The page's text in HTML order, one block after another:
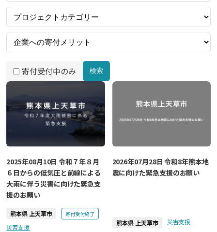
寄付受付中のみ 検索
2025年08月10日 令和７年８月
６日からの低気圧と前線による
大雨に伴う災害に向けた緊急支
援のお願い
熊本県 上天草市 寄付受付終了
災害支援
2026年07月28日 令和8年熊本地
震に向けた緊急支援のお願い
熊本県 上天草市 災害支援